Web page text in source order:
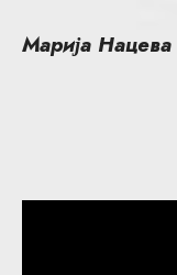
Марија Нацева